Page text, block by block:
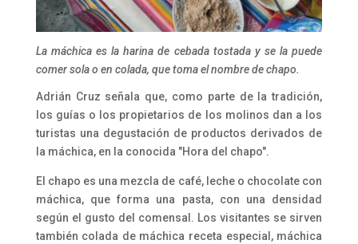
La máchica es la harina de cebada tostada y se la puede
comer sola o en colada, que toma el nombre de chapo.
Adrián Cruz señala que, como parte de la tradición,
los guías o los propietarios de los molinos dan a los
turistas una degustación de productos derivados de
la máchica, en la conocida "Hora del chapo".
El chapo es una mezcla de café, leche o chocolate con
máchica, que forma una pasta, con una densidad
según el gusto del comensal. Los visitantes se sirven
también colada de máchica receta especial, máchica